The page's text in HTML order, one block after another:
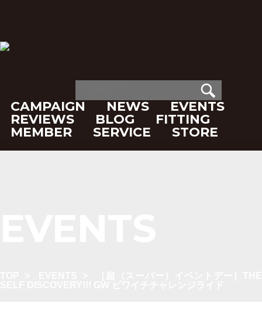
CAMPAIGN NEWS
EVENTS
REVIEWS
BLOG
FITTING
MEMBER
SERVICE STORE